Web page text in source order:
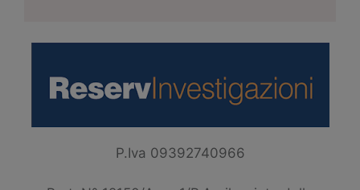
P.Iva 09392740966